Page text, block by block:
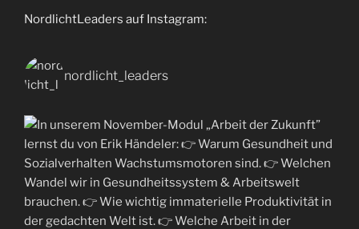
NordlichtLeaders auf Instagram:
nordlicht_leaders